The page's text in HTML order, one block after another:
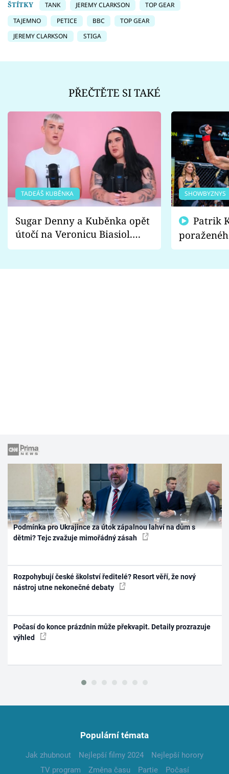
ŠTÍTKY TANK JEREMY CLARKSON
TOP GEAR
TAJEMNO
PETICE BBC
TOP GEAR
JEREMY CLARKSON
STIGA
PŘEČTĚTE SI TAKÉ
TADEÁŠ KUBĚNKA
Sugar Denny a Kuběnka opět
útočí na Veronicu Biasiol.
Proč je podle nich falešná a
SHOWBYZNYS
fanoušci
Podmínka pro Ukrajince za útok zápalnou lahví na dům s
dětmi? Tejc zvažuje mimořádný zásah
Rozpohybují české školství ředitelé? Resort věří, že nový
nástroj utne nekonečné debaty
Počasí do konce prázdnin může překvapit. Detaily prozrazuje
výhled
Populární témata
Jak zhubnout Nejlepší filmy 2024
Nejlepší horory
TV program
Změna času Partie
Počasí